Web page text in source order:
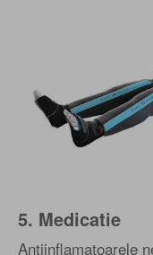
5. Medicatie
Antiinflamatoarele